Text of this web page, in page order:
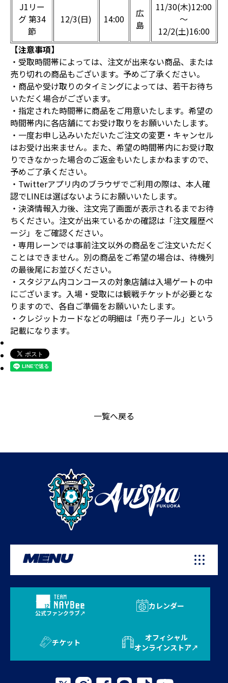
J1リー
グ 第34
節
12/3(日) 14:00
広
島
11/30(木)12:00
～
12/2(土)16:00
【注意事項】
・受取時間帯によっては、注文が出来ない商品、または
売り切れの商品もございます。予めご了承ください。
・商品や受け取りのタイミングによっては、若干お待ち
いただく場合がございます。
・指定された時間帯に商品をご用意いたします。希望の
時間帯内に各店舗にてお受け取りをお願いいたします。
・一度お申し込みいただいたご注文の変更・キャンセル
はお受け出来ません。また、希望の時間帯内にお受け取
りできなかった場合のご返金もいたしまかねますので、
予めご了承ください。
・Twitterアプリ内のブラウザでご利用の際は、本人確
認でLINEは選ばないようにお願いいたします。
・決済情報入力後、注文完了画面が表示されるまでお待
ちください。注文が出来ているかの確認は「注文履歴ペ
ージ」をご確認ください。
・専用レーンでは事前注文以外の商品をご注文いただく
ことはできません。別の商品をご希望の場合は、待機列
の最後尾にお並びください。
・スタジアム内コンコースの対象店舗は入場ゲートの中
にございます。入場・受取には観戦チケットが必要とな
りますので、各自ご準備をお願いいたします。
・クレジットカードなどの明細は「売り子ール」という
記載になります。
一覧へ戻る
MENU
公式ファンクラブ
カレンダー
チケット
オフィシャル
オンラインストア